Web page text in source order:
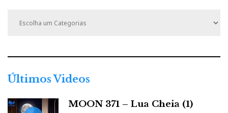
r
s
Últimos Videos
MOON 371 – Lua Cheia (1)